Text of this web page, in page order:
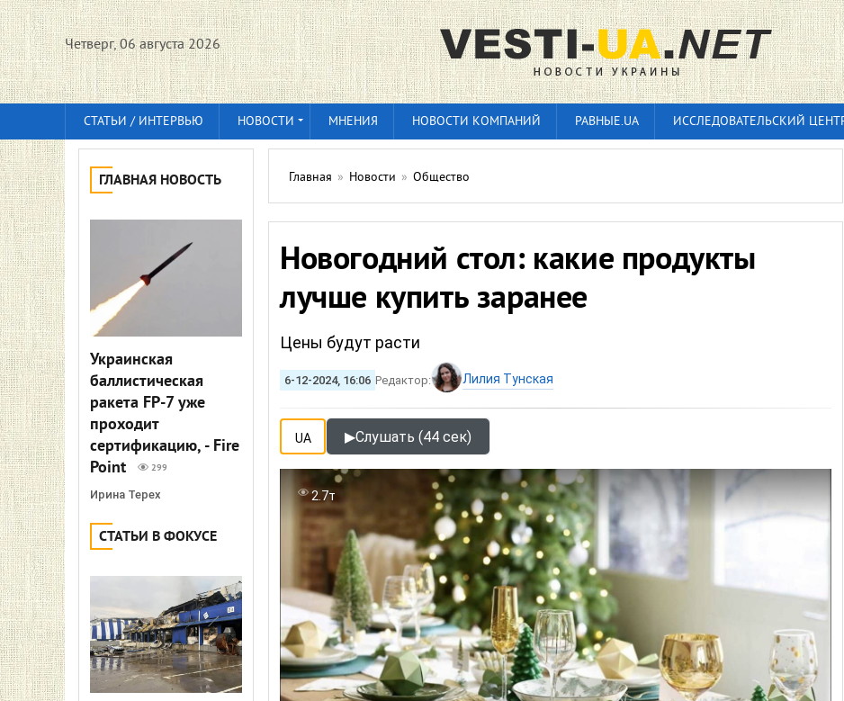
Четверг, 06 августа 2026
СТАТЬИ / ИНТЕРВЬЮ НОВОСТИ МНЕНИЯ НОВОСТИ КОМПАНИЙ РАВНЫЕ.UA ИССЛЕДОВАТЕЛЬСКИЙ
ГЛАВНАЯ НОВОСТЬ
Украинская
баллистическая
ракета FP-7 уже
проходит
сертификацию, - Fire
Point
299
Ирина Терех
СТАТЬИ В ФОКУСЕ
Главная » Новости » Общество
Новогодний стол: какие продукты
лучше купить заранее
Цены будут расти
6-12-2024, 16:06 Редактор: Лилия Тунская
UA ▶Слушать (44 сек)
2.7т